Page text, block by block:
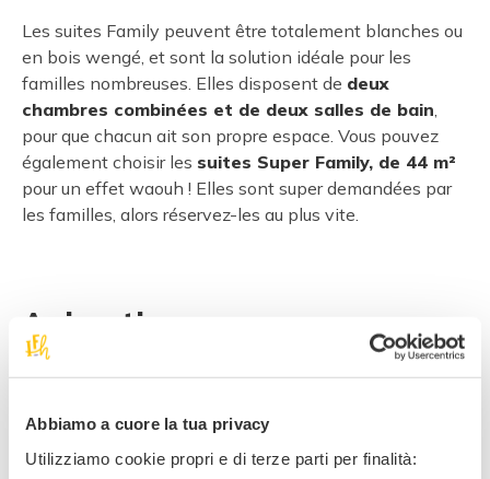
Abbiamo a cuore la tua privacy
Utilizziamo cookie propri e di terze parti per finalità:
Les suites Family peuvent être totalement blanches ou
en bois wengé, et sont la solution idéale pour les
familles nombreuses. Elles disposent de deux
chambres combinées et de deux salles de bain,
pour que chacun ait son propre espace. Vous pouvez
également choisir les suites Super Family, de 44 m²
pour un effet waouh ! Elles sont super demandées par
les familles, alors réservez-les au plus vite.
Animations
Animation ados
Salle multimédia / Cinéma